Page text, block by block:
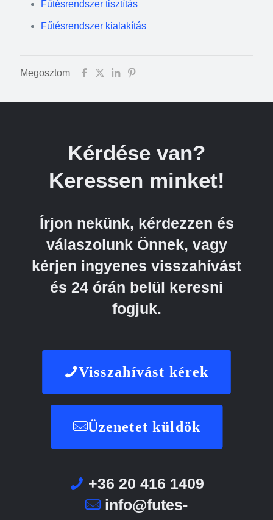
Fűtésrendszer tisztítás
Fűtésrendszer kialakítás
Megosztom
Kérdése van?
Keressen minket!
Írjon nekünk, kérdezzen és
válaszolunk Önnek, vagy
kérjen ingyenes visszahívást
és 24 órán belül keresni
fogjuk.
Visszahívást kérek
Üzenetet küldök
+36 20 416 1409
info@futes-